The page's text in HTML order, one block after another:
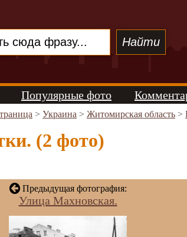
Популярные фото
> Украина > Житомирская область >
(2 фото)
Предыдущая фотография:
Улица Махновская.